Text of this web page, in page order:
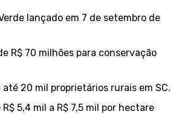
lançado em 7 de setembro de
R$ 70 milhões para conservação
20 mil proprietários rurais em SC.
5,4 mil a R$ 7,5 mil por hectare